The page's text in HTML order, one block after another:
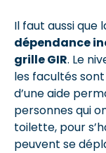
Il faut aussi que
dépendance
grille GIR. Le
les facultés
d’une aide
personnes qui
toilette, pour
peuvent se